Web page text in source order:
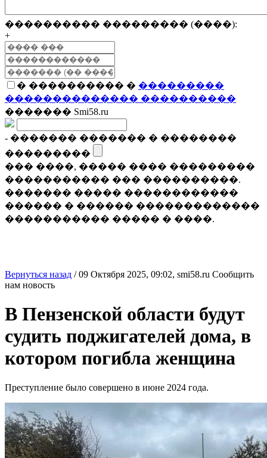
���������� ��������� (����):
+
� ���������� � ���������
�������������� ����������
������� Smi58.ru
- ������� ������� � ��������
���������
��� ����, ����� ���� ���������
����������� ��� ����������.
������� ����� ������������
������ � ������ �������������
����������� ����� � ����.
Вернуться назад /09 Октября 2025, 09:02, smi58.ru Сообщить
нам новость
В Пензенской области будут
судить поджигателей дома, в
котором погибла женщина
Преступление было совершено в июне 2024 года.